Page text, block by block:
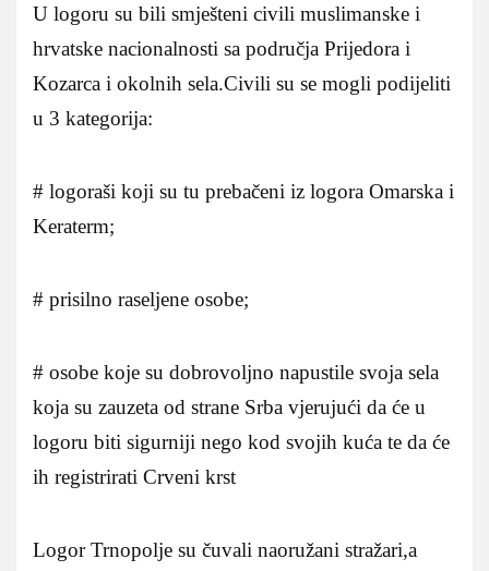
U logoru su bili smješteni civili muslimanske i
hrvatske nacionalnosti sa područja Prijedora i
Kozarca i okolnih sela.Civili su se mogli podijeliti
u 3 kategorija:
# logoraši koji su tu prebačeni iz logora Omarska i
Keraterm;
# prisilno raseljene osobe;
# osobe koje su dobrovoljno napustile svoja sela
koja su zauzeta od strane Srba vjerujući da će u
logoru biti sigurniji nego kod svojih kuća te da će
ih registrirati Crveni krst
Logor Trnopolje su čuvali naoružani stražari,a